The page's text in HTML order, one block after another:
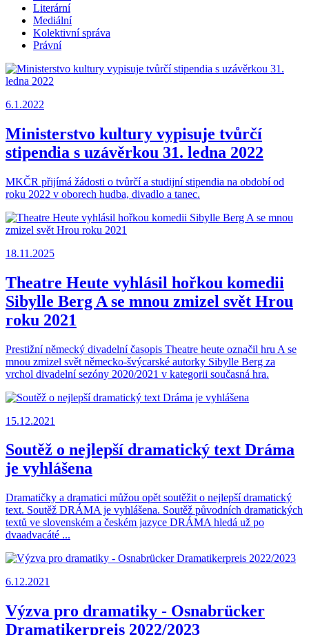
Literární
Mediální
Kolektivní správa
Právní
6.1.2022
Ministerstvo kultury vypisuje tvůrčí
stipendia s uzávěrkou 31. ledna 2022
MKČR přijímá žádosti o tvůrčí a studijní stipendia na období od
roku 2022 v oborech hudba, divadlo a tanec.
18.11.2025
Theatre Heute vyhlásil hořkou komedii
Sibylle Berg A se mnou zmizel svět Hrou
roku 2021
Prestižní německý divadelní časopis Theatre heute označil hru A se
mnou zmizel svět německo-švýcarské autorky Sibylle Berg za
vrchol divadelní sezóny 2020/2021 v kategorii současná hra.
15.12.2021
Soutěž o nejlepší dramatický text Dráma
je vyhlášena
Dramatičky a dramatici můžou opět soutěžit o nejlepší dramatický
text. Soutěž DRÁMA je vyhlášena. Soutěž původních dramatických
textů ve slovenském a českém jazyce DRÁMA hledá už po
dvaadvacáté ...
6.12.2021
Výzva pro dramatiky - Osnabrücker
Dramatikerpreis 2022/2023